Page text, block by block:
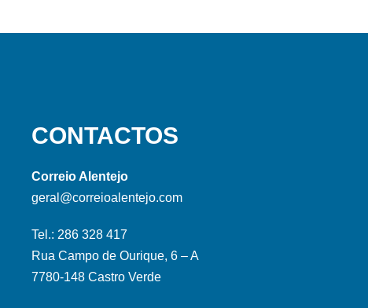
CONTACTOS
Correio Alentejo
geral@correioalentejo.com
Tel.: 286 328 417
Rua Campo de Ourique, 6 – A
7780-148 Castro Verde